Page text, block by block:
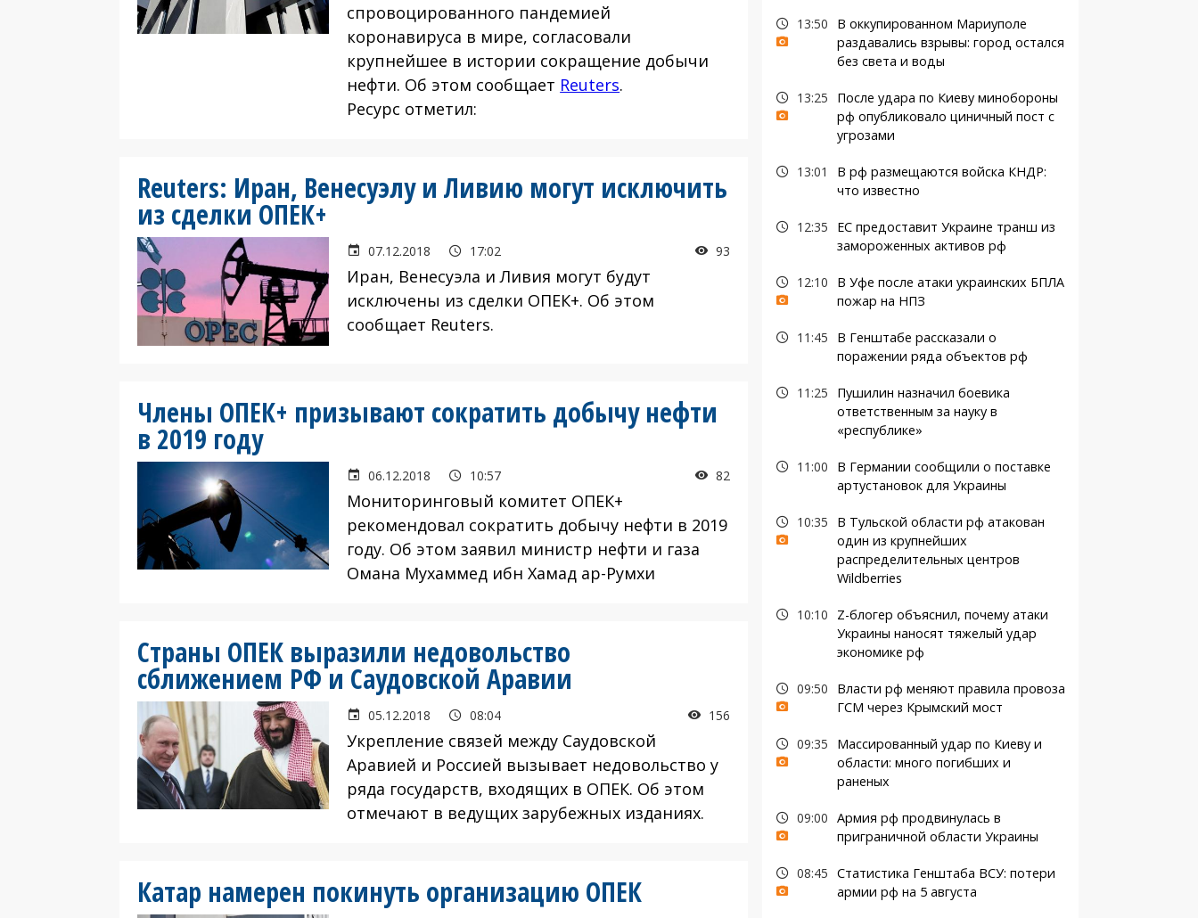
спровоцированного пандемией
коронавируса в мире, согласовали
крупнейшее в истории сокращение добычи
нефти. Об этом сообщает Reuters.
Ресурс отметил:
Reuters: Иран, Венесуэлу и Ливию могут исключить
из сделки ОПЕК+
07.12.2018 17:02 93
Иран, Венесуэла и Ливия могут будут
исключены из сделки ОПЕК+. Об этом
сообщает Reuters.
Члены ОПЕК+ призывают сократить добычу нефти
в 2019 году
06.12.2018 10:57 82
Мониторинговый комитет ОПЕК+
рекомендовал сократить добычу нефти в 2019
году. Об этом заявил министр нефти и газа
Омана Мухаммед ибн Хамад ар-Румхи
Страны ОПЕК выразили недовольство
сближением РФ и Саудовской Аравии
05.12.2018 08:04 156
Укрепление связей между Саудовской
Аравией и Россией вызывает недовольство у
ряда государств, входящих в ОПЕК. Об этом
отмечают в ведущих зарубежных изданиях.
Катар намерен покинуть организацию ОПЕК
13:50
В оккупированном Мариуполе
раздавались взрывы: город остался
без света и воды
13:25
После удара по Киеву минобороны
рф опубликовало циничный пост с
угрозами
13:01
В рф размещаются войска КНДР:
что известно
12:35
ЕС предоставит Украине транш из
замороженных активов рф
12:10
В Уфе после атаки украинских БПЛА
пожар на НПЗ
11:45
В Генштабе рассказали о
поражении ряда объектов рф
11:25
Пушилин назначил боевика
ответственным за науку в
«республике»
11:00
В Германии сообщили о поставке
артустановок для Украины
10:35
В Тульской области рф атакован
один из крупнейших
распределительных центров
Wildberries
10:10
Z-блогер объяснил, почему атаки
Украины наносят тяжелый удар
экономике рф
09:50
Власти рф меняют правила провоза
ГСМ через Крымский мост
09:35
Массированный удар по Киеву и
области: много погибших и
раненых
09:00 Армия рф продвинулась в
приграничной области Украины
08:45 Статистика Генштаба ВСУ: потери
армии рф на 5 августа